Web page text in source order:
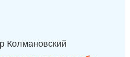
Колмановский